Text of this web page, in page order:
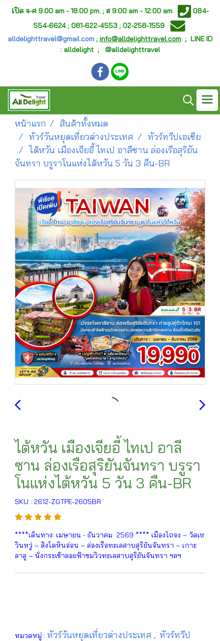
เปิด จ-ศ 9:00 am - 18:00 pm. ; ส 9:00 am - 12:00 am.
084-
554-6624 ; 081-622-4553 ; 02-258-1559
alldelighttravel@gmail.com; info@alldelighttravel.com; LINE ID
: alldelight ; @alldelighttravel
หน้าแรก
สินค้าทั้งหมด
ทัวร์วันหยุดเที่ยวต่างประเทศ
ทัวร์ทวีปเอเชีย
ไต้หวัน เมืองเจียอี้ ไทเป อาลีซาน ล่องเรือสุริยัน
จันทรา บรูราโนแห่งไต้หวัน 5 วัน 3 คืน-BR
ไต้หวัน เมืองเจียอี้ ไทเป อาลี
ซาน ล่องเรือสุริยันจันทรา บรูรา
โนแห่งไต้หวัน 5 วัน 3 คืน-BR
SKU : 2612-ZGTPE-2605BR
****เดินทาง: เมษายน - ธันวาคม 2569 **** เมืองไถจง – วัดเห
วินหวู่ – สิงโตหินอ่อน – ล่องเรือทะเลสาบสุริยันจันทรา – เกาะ
ลาลู – นั่งกระเช้าลอยฟ้าชมวิวทะเลสาบสุริยันจันทรา ฯลฯ
หมวดหมู่ : ทัวร์วันหยุดเที่ยวต่างประเทศ , ทัวร์ทวีป